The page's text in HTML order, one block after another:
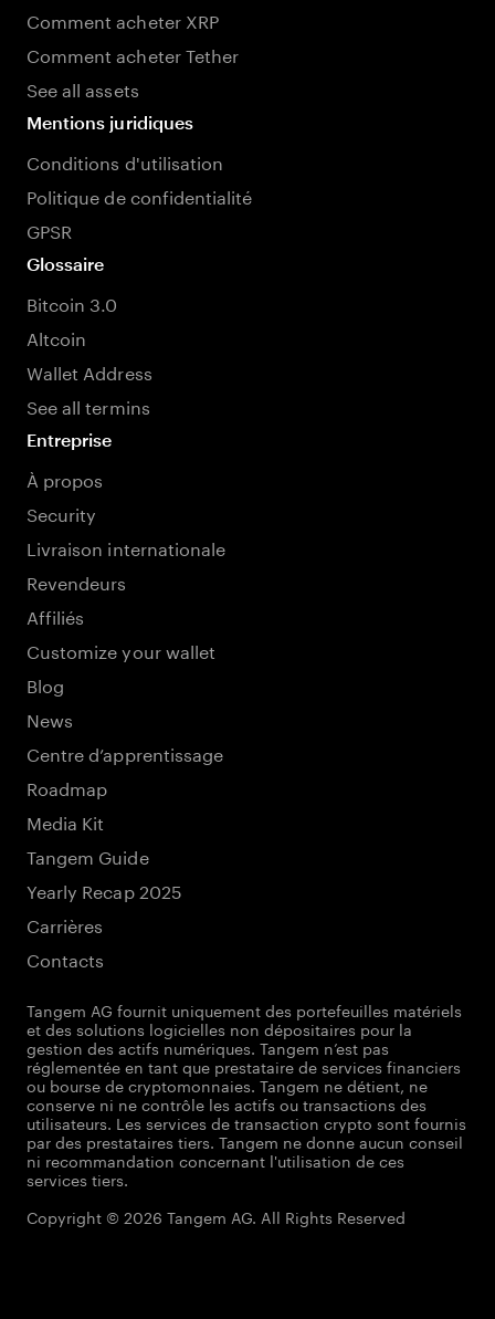
Comment acheter XRP
Comment acheter Tether
See all assets
Mentions juridiques
Conditions d'utilisation
Politique de confidentialité
GPSR
Glossaire
Bitcoin 3.0
Altcoin
Wallet Address
See all termins
Entreprise
À propos
Security
Livraison internationale
Revendeurs
Affiliés
Customize your wallet
Blog
News
Centre d’apprentissage
Roadmap
Media Kit
Tangem Guide
Yearly Recap 2025
Carrières
Contacts
Tangem AG fournit uniquement des portefeuilles matériels
et des solutions logicielles non dépositaires pour la
gestion des actifs numériques. Tangem n’est pas
réglementée en tant que prestataire de services financiers
ou bourse de cryptomonnaies. Tangem ne détient, ne
conserve ni ne contrôle les actifs ou transactions des
utilisateurs. Les services de transaction crypto sont fournis
par des prestataires tiers. Tangem ne donne aucun conseil
ni recommandation concernant l'utilisation de ces
services tiers.